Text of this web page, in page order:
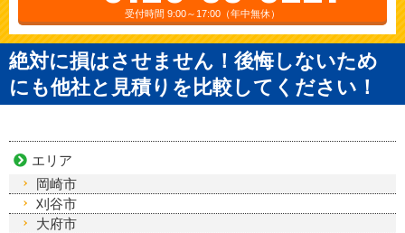
受付時間 9:00～17:00（年中無休）
絶対に損はさせません！後悔しないため
にも他社と見積りを比較してください！
エリア
岡崎市
刈谷市
大府市